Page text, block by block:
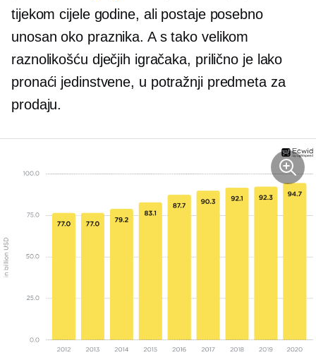
tijekom cijele godine, ali postaje posebno
unosan oko praznika. A s tako velikom
raznolikošću dječjih igračaka, prilično je lako
pronaći jedinstvene, u potražnjipredmeta za
prodaju.